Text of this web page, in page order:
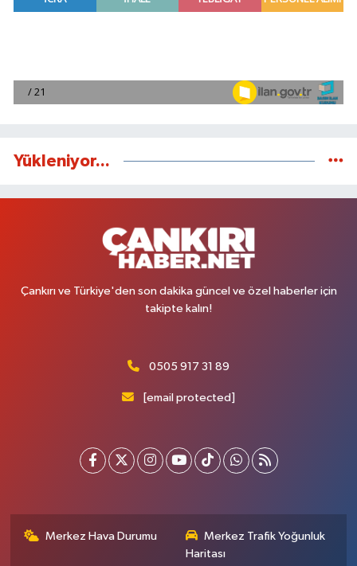
Yükleniyor...
Çankırı ve Türkiye'den son dakika güncel ve özel haberler için
takipte kalın!
0505 917 31 89
[email protected]
Merkez Hava Durumu
Merkez Trafik Yoğunluk
Haritası